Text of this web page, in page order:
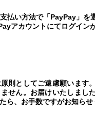
払い方法で「PayPay」を
アカウントにてログイン
則としてご遠慮願います
せん。お届けいたしまし
ら、お手数ですがお知らせ